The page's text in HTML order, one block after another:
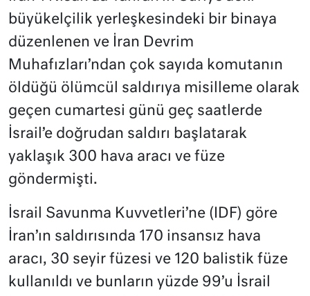
büyükelçilik yerleşkesindeki bir binaya
düzenlenen ve İran Devrim
Muhafızları’ndan çok sayıda komutanın
öldüğü ölümcül saldırıya misilleme olarak
geçen cumartesi günü geç saatlerde
İsrail’e doğrudan saldırı başlatarak
yaklaşık 300 hava aracı ve füze
göndermişti.
İsrail Savunma Kuvvetleri’ne (IDF) göre
İran’ın saldırısında 170 insansız hava
aracı, 30 seyir füzesi ve 120 balistik füze
kullanıldı ve bunların yüzde 99’u İsrail